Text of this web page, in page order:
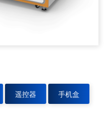
遥控器 手机盒